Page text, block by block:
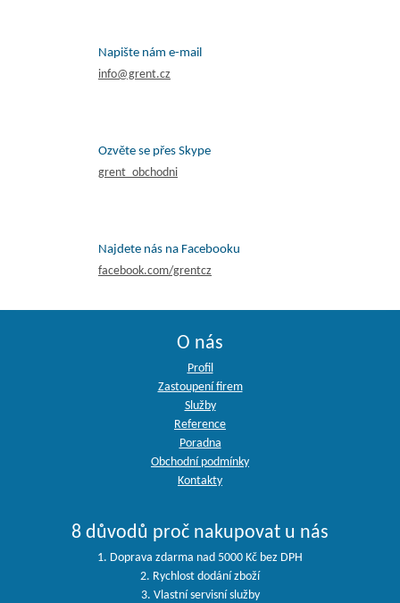
Napište nám e-mail
info@grent.cz
Ozvěte se přes Skype
grent_obchodni
Najdete nás na Facebooku
facebook.com/grentcz
O nás
Profil
Zastoupení firem
Služby
Reference
Poradna
Obchodní podmínky
Kontakty
8 důvodů proč nakupovat u nás
1. Doprava zdarma nad 5000 Kč bez DPH
2. Rychlost dodání zboží
3. Vlastní servisní služby